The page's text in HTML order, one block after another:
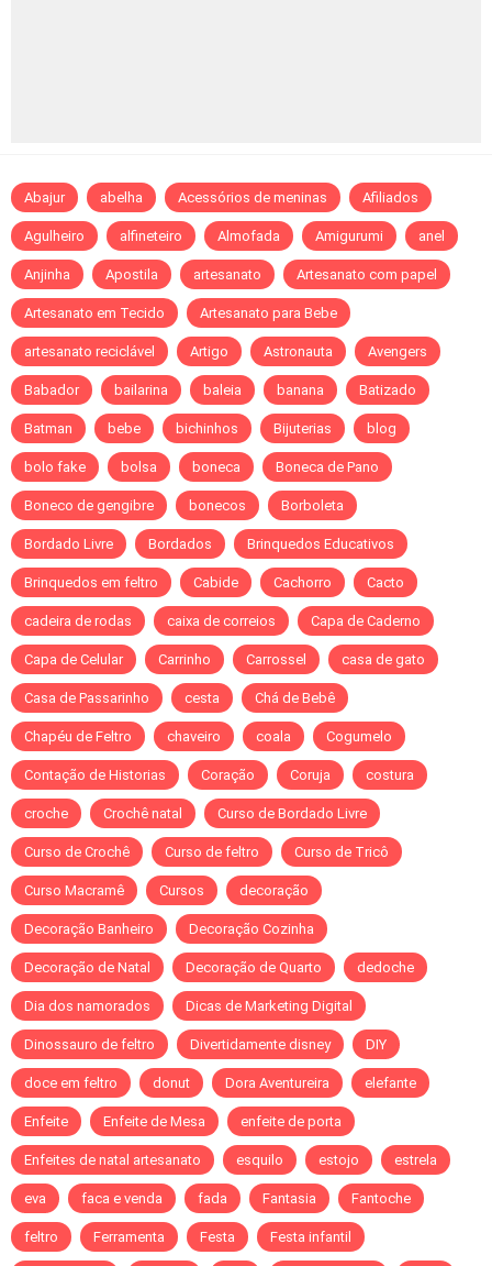
Abajur abelha Acessórios de meninas Afiliados
Agulheiro alfineteiro Almofada Amigurumi anel
Anjinha Apostila artesanato Artesanato com papel
Artesanato em Tecido Artesanato para Bebe
artesanato reciclável Artigo Astronauta Avengers
Babador bailarina baleia banana Batizado
Batman bebe bichinhos Bijuterias blog
bolo fake bolsa boneca Boneca de Pano
Boneco de gengibre bonecos Borboleta
Bordado Livre Bordados Brinquedos Educativos
Brinquedos em feltro Cabide Cachorro Cacto
cadeira de rodas caixa de correios Capa de Caderno
Capa de Celular Carrinho Carrossel casa de gato
Casa de Passarinho cesta Chá de Bebê
Chapéu de Feltro chaveiro coala Cogumelo
Contação de Historias Coração Coruja costura
croche Crochê natal Curso de Bordado Livre
Curso de Crochê Curso de feltro Curso de Tricô
Curso Macramê Cursos decoração
Decoração Banheiro Decoração Cozinha
Decoração de Natal Decoração de Quarto dedoche
Dia dos namorados Dicas de Marketing Digital
Dinossauro de feltro Divertidamente disney DIY
doce em feltro donut Dora Aventureira elefante
Enfeite Enfeite de Mesa enfeite de porta
Enfeites de natal artesanato esquilo estojo estrela
eva faca e venda fada Fantasia Fantoche
feltro Ferramenta Festa Festa infantil